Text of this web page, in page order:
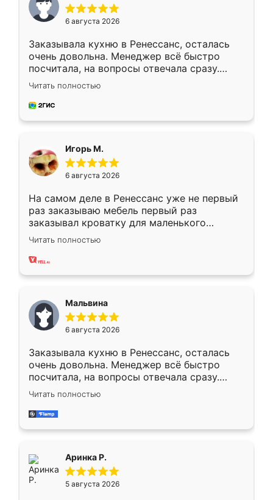
6 августа 2026
Заказывала кухню в Ренессанс, осталась
очень довольна. Менеджер всё быстро
посчитала, на вопросы отвечала сразу.
Замерщик приехал в субботу, подошёл к
делу со всей ответственностью. Собрали
за день, ребята работали аккуратно, даже
Читать полностью
Игорь М.
6 августа 2026
На самом деле в Ренессанс уже не первый
раз заказываю мебель первый раз
заказывал кроватку для маленького
ребёнка при его рождении ,во второй раз
заказал шкаф-купе. По качеству очень
хорошее сборка достаточно быстрая,
меньше, здесь же он более разнообразный.
Мне нравится ,если что-то потребуется из
мебели буду заказывать только здесь.
Читать полностью
Мальвина
6 августа 2026
Заказывала кухню в Ренессанс, осталась
очень довольна. Менеджер всё быстро
посчитала, на вопросы отвечала сразу.
Замерщик приехал в субботу, подошёл к
делу со всей ответственностью. Собрали
за день, ребята работали аккуратно, даже
Читать полностью
Аринка Р.
5 августа 2026